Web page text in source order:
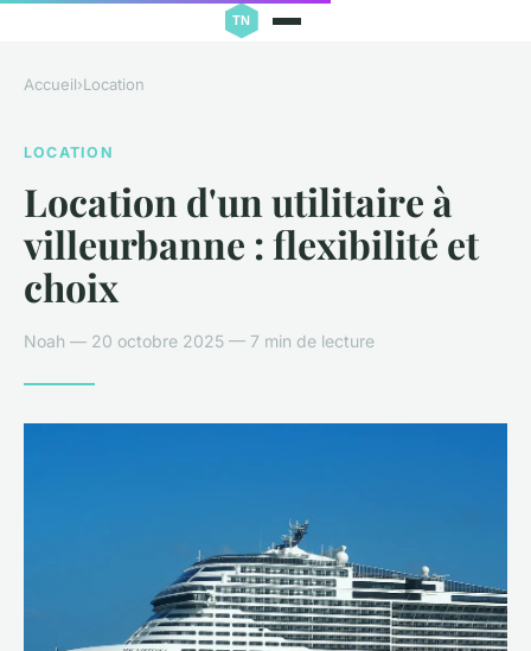
Accueil›Location
LOCATION
Location d'un utilitaire à
villeurbanne : flexibilité et
choix
Noah — 20 octobre 2025 — 7 min de lecture